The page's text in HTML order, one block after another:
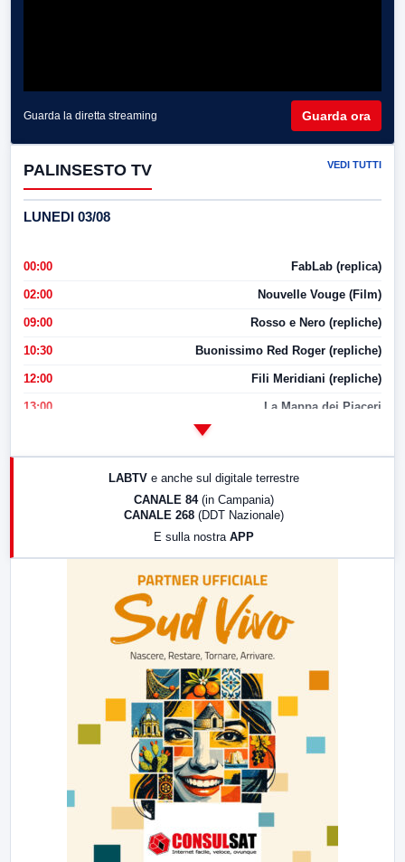
Guarda la diretta streaming Guarda ora
PALINSESTO TV VEDI TUTTI
LUNEDI 03/08
00:00 FabLab (replica)
02:00 Nouvelle Vouge (Film)
09:00 Rosso e Nero (repliche)
10:30 Buonissimo Red Roger (repliche)
12:00 Fili Meridiani (repliche)
13:00 La Mappa dei Piaceri
LABTV e anche sul digitale terrestre
CANALE 84 (in Campania)
CANALE 268 (DDT Nazionale)
E sulla nostra APP